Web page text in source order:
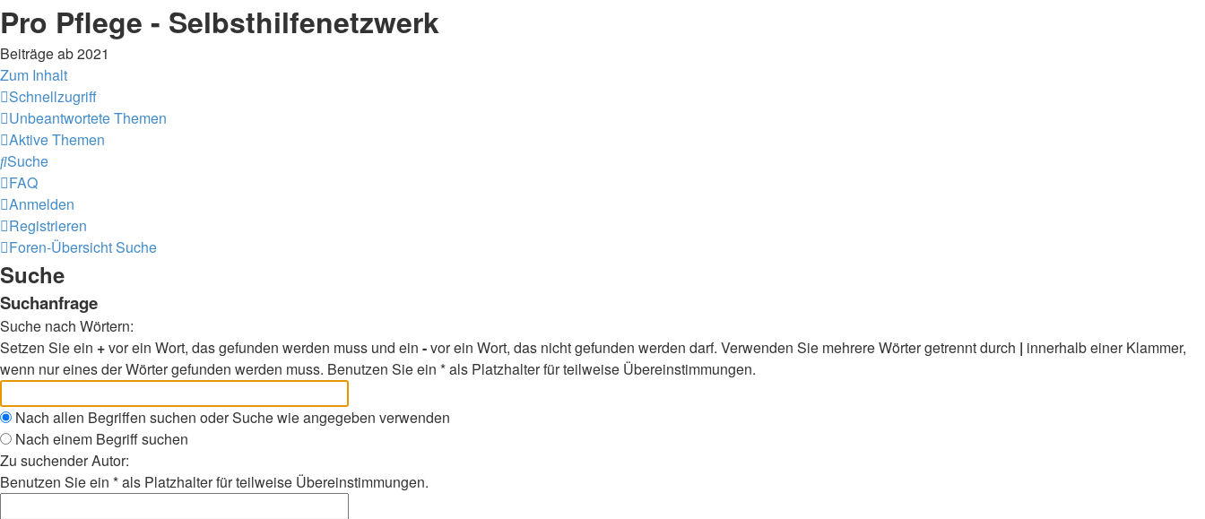
Pro Pflege - Selbsthilfenetzwerk
Beiträge ab 2021
Zum Inhalt
Schnellzugriff
Unbeantwortete Themen
Aktive Themen
Suche
FAQ
Anmelden
Registrieren
Foren-ÜbersichtSuche
Suche
Suchanfrage
Suche nach Wörtern:
Setzen Sie ein +vor ein Wort, das gefunden werden muss und ein -vor ein Wort, das nicht gefunden werden darf. Verwenden Sie mehrere Wörter getrennt durch | innerhalb einer Klammer,
wenn nur eines der Wörter gefunden werden muss. Benutzen Sie ein * als Platzhalter für teilweise Übereinstimmungen.
Nach allen Begriffen suchen oder Suche wie angegeben verwenden
Nach einem Begriff suchen
Zu suchender Autor:
Benutzen Sie ein * als Platzhalter für teilweise Übereinstimmungen.